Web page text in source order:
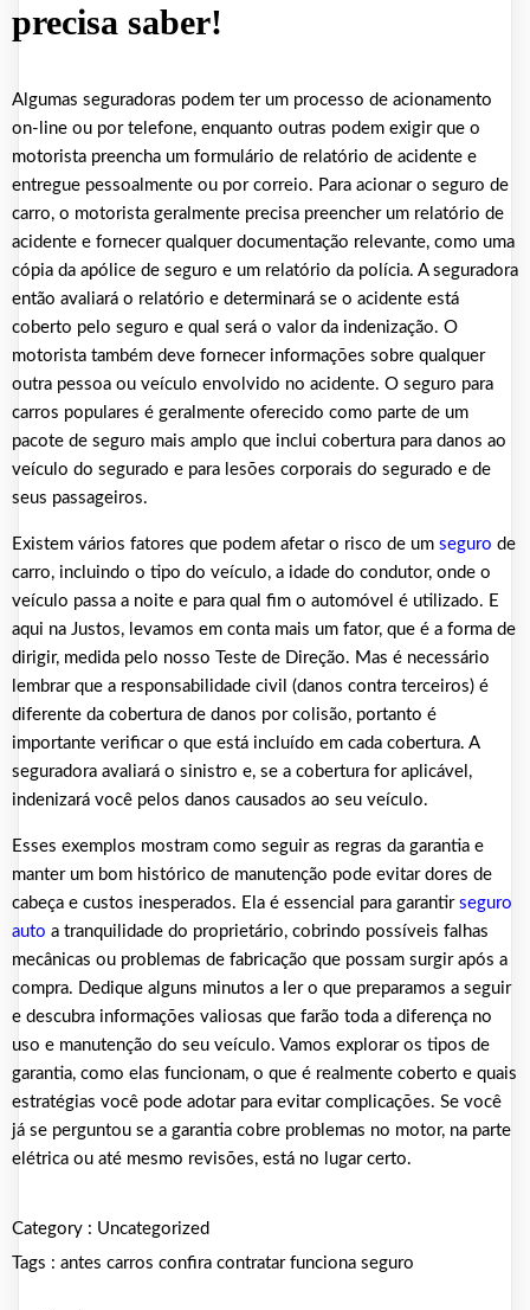
precisa saber!
Algumas seguradoras podem ter um processo de acionamento
on-line ou por telefone, enquanto outras podem exigir que o
motorista preencha um formulário de relatório de acidente e
entregue pessoalmente ou por correio. Para acionar o seguro de
carro, o motorista geralmente precisa preencher um relatório de
acidente e fornecer qualquer documentação relevante, como uma
cópia da apólice de seguro e um relatório da polícia. A seguradora
então avaliará o relatório e determinará se o acidente está
coberto pelo seguro e qual será o valor da indenização. O
motorista também deve fornecer informações sobre qualquer
outra pessoa ou veículo envolvido no acidente. O seguro para
carros populares é geralmente oferecido como parte de um
pacote de seguro mais amplo que inclui cobertura para danos ao
veículo do segurado e para lesões corporais do segurado e de
seus passageiros.
Existem vários fatores que podem afetar o risco de um seguro de
carro, incluindo o tipo do veículo, a idade do condutor, onde o
veículo passa a noite e para qual fim o automóvel é utilizado. E
aqui na Justos, levamos em conta mais um fator, que é a forma de
dirigir, medida pelo nosso Teste de Direção. Mas é necessário
lembrar que a responsabilidade civil (danos contra terceiros) é
diferente da cobertura de danos por colisão, portanto é
importante verificar o que está incluído em cada cobertura. A
seguradora avaliará o sinistro e, se a cobertura for aplicável,
indenizará você pelos danos causados ao seu veículo.
Esses exemplos mostram como seguir as regras da garantia e
manter um bom histórico de manutenção pode evitar dores de
cabeça e custos inesperados. Ela é essencial para garantir seguro
auto a tranquilidade do proprietário, cobrindo possíveis falhas
mecânicas ou problemas de fabricação que possam surgir após a
compra. Dedique alguns minutos a ler o que preparamos a seguir
e descubra informações valiosas que farão toda a diferença no
uso e manutenção do seu veículo. Vamos explorar os tipos de
garantia, como elas funcionam, o que é realmente coberto e quais
estratégias você pode adotar para evitar complicações. Se você
já se perguntou se a garantia cobre problemas no motor, na parte
elétrica ou até mesmo revisões, está no lugar certo.
Category : Uncategorized
Tags : antes carros confira contratar funciona seguro